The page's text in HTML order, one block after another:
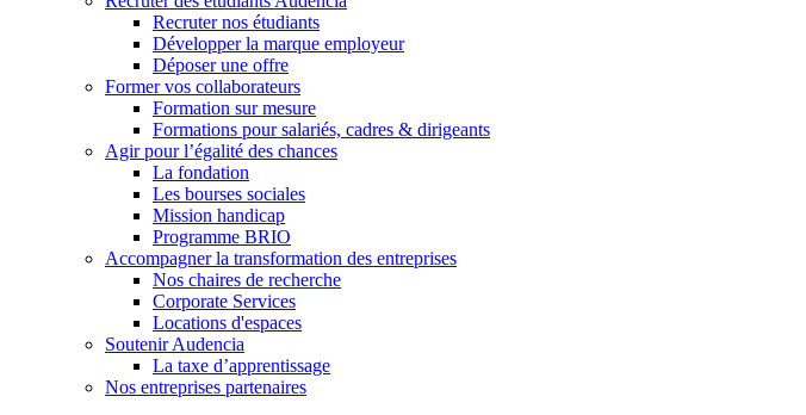
Recruter nos étudiants
Développer la marque employeur
Déposer une offre
Former vos collaborateurs
Formation sur mesure
Formations pour salariés, cadres & dirigeants
Agir pour l’égalité des chances
La fondation
Les bourses sociales
Mission handicap
Programme BRIO
Accompagner la transformation des entreprises
Nos chaires de recherche
Corporate Services
Locations d'espaces
Soutenir Audencia
La taxe d’apprentissage
Nos entreprises partenaires